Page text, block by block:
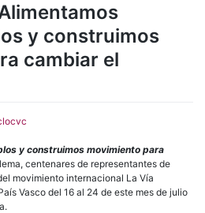
y construimos
cambiar el
y construimos movimiento para
centenares de representantes de
movimiento internacional La Vía
Vasco del 16 al 24 de este mes de julio